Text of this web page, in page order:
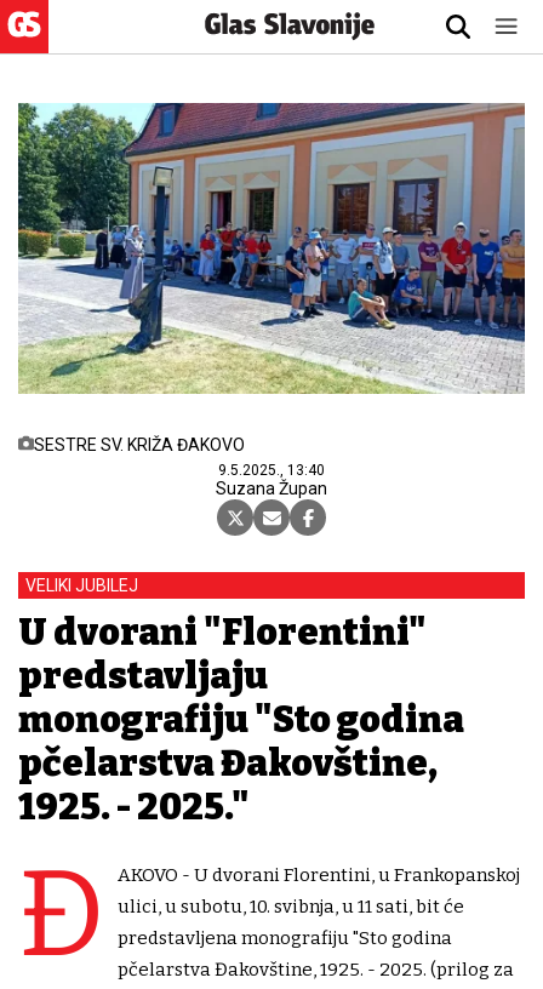
SESTRE SV. KRIŽA ĐAKOVO
9.5.2025., 13:40
Suzana Župan
VELIKI JUBILEJ
U dvorani "Florentini"
predstavljaju
monografiju "Sto godina
pčelarstva Đakovštine,
1925. - 2025."
Đ
AKOVO - U dvorani Florentini, u Frankopanskoj
ulici, u subotu, 10. svibnja, u 11 sati, bit će
predstavljena monografiju "Sto godina
pčelarstva Đakovštine, 1925. - 2025. (prilog za